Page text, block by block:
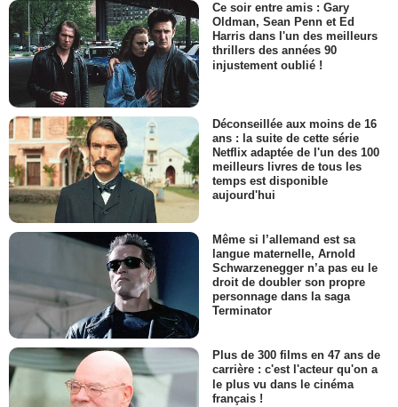
Ce soir entre amis : Gary
Oldman, Sean Penn et Ed
Harris dans l'un des meilleurs
thrillers des années 90
injustement oublié !
Déconseillée aux moins de 16
ans : la suite de cette série
Netflix adaptée de l'un des 100
meilleurs livres de tous les
temps est disponible
aujourd'hui
Même si l’allemand est sa
langue maternelle, Arnold
Schwarzenegger n’a pas eu le
droit de doubler son propre
personnage dans la saga
Terminator
Plus de 300 films en 47 ans de
carrière : c'est l'acteur qu'on a
le plus vu dans le cinéma
français !